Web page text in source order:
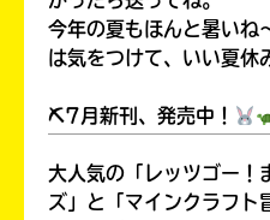
今年の夏もほんと暑いね
は気をつけて、いい夏休
⛏7月新刊、発売中！
大人気の「レッツゴー！
ズ」と「マインクラフト